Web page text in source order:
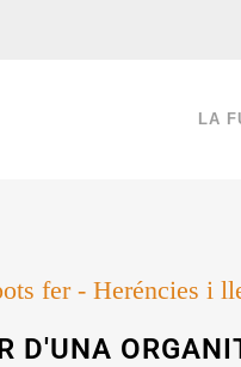
LA
fer - Heréncies i
D'UNA